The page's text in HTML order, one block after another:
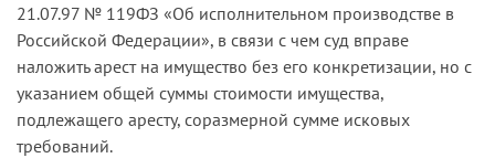
21.07.97 № 119­ФЗ «Об исполнительном производстве в
Российской Федерации», в связи с чем суд вправе
наложить арест на имущество без его конкретизации, но с
ука­занием общей суммы стоимости имущества,
подлежащего аресту, соразмерной сумме исковых
требований.